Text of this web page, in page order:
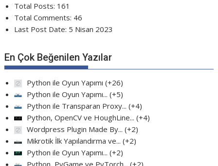
Total Posts: 161
Total Comments: 46
Last Post Date: 5 Nisan 2023
En Çok Beğenilen Yazılar
Python ile Oyun Yapımı +26
Python ile Oyun Yapımı... +5
Python ile Transparan Proxy... +4
Python, OpenCV ve HoughLine... +4
Wordpress Plugin Made By... +2
Mikrotik İlk Yapılandırma ve... +2
Python ile Oyun Yapımı... +2
Python, PyGame ve PyTorch... +2